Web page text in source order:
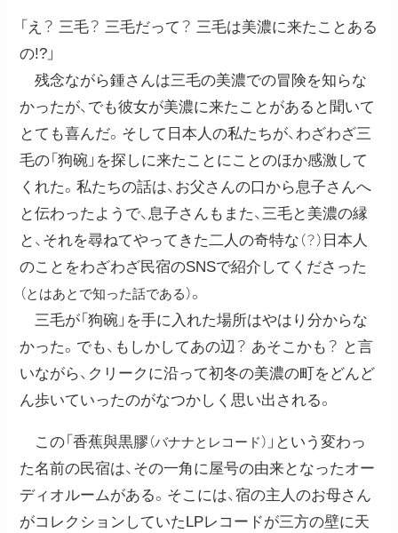
「え？ 三毛？ 三毛だって？ 三毛は美濃に来たことある
の!?」
残念ながら鍾さんは三毛の美濃での冒険を知らな
かったが、でも彼女が美濃に来たことがあると聞いて
とても喜んだ。そして日本人の私たちが、わざわざ三
毛の「狗碗」を探しに来たことにことのほか感激して
くれた。私たちの話は、お父さんの口から息子さんへ
と伝わったようで、息子さんもまた、三毛と美濃の縁
と、それを尋ねてやってきた二人の奇特な （？） 日本人
のことをわざわざ民宿のSNSで紹介してくださった
（とはあとで知った話である）。
三毛が「狗碗」を手に入れた場所はやはり分からな
かった。でも、もしかしてあの辺？ あそこかも？ と言
いながら、クリークに沿って初冬の美濃の町をどんど
ん歩いていったのがなつかしく思い出される。
この「香蕉與黒膠 （バナナとレコード） 」という変わっ
た名前の民宿は、その一角に屋号の由来となったオー
ディオルームがある。そこには、宿の主人のお母さん
がコレクションしていたLPレコードが三方の壁に天